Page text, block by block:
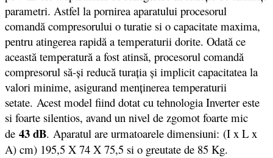
parametri. Astfel la pornirea aparatului procesorul
comandă compresorului o turatie si o capacitate maxima,
pentru atingerea rapidă a temperaturii dorite. Odată ce
această temperatură a fost atinsă, procesorul comandă
compresorul să-și reducă turația și implicit capacitatea la
valori minime, asigurand menținerea temperaturii
setate. Acest model fiind dotat cu tehnologia Inverter este
si foarte silentios, avand un nivel de zgomot foarte mic
de 43 dB. Aparatul are urmatoarele dimensiuni: (I x L x
A) cm) 195,5 X 74 X 75,5 si o greutate de 85 Kg.